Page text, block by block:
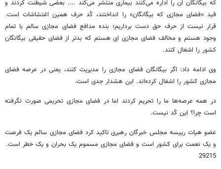
که بیگانگان آن را اداره می‌کنند بیماری منتشر می‌کند .... بعضی شیطنت کردند و
قید «فضای مجازی که بیگانگان» را انداختند، کُد حرف همین اغتشاشات است.
قرار نیست از حرف حق دست برداریم؛ بنده مدافع فضای مجازی سالم با تمام
وجود هستم و مخالف فضای مجازی ای هستم که بدتر از فضای حقیقی بیگانگان
کشور را اشغال کنند.
وی ادامه داد: اگر بیگانگان فضای مجازی را مدیریت کنند، یعنی در عرصه فضای
مجازی کشور را اشغال کرده‌اند. این هشدار جدی است.
در همه عرصه‌ها ما را تحریم کردند اما در فضای مجازی تحریمی صورت نگرفته
است چرا؟ این کُد نیست.
عضو هیات رییسه مجلس خبرگان رهبری تاکید کرد فضای مجازی سالم یک فرصت
و یک نعمت برای کشور است و فضای مجازی مسموم یک بحران و یک خطر است.
29215